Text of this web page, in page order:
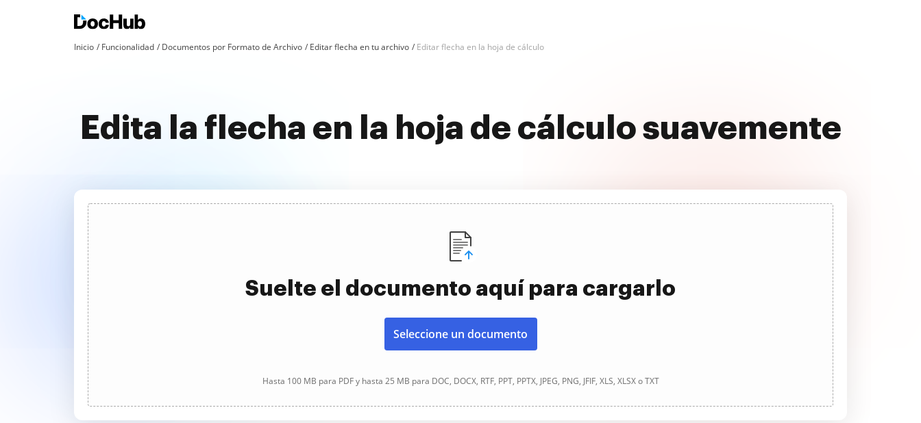
Inicio Funcionalidad Documentos por Formato de Archivo Editar flecha en tu archivo Editar flecha en la hoja de cálculo
Edita la flecha en la hoja de cálculo suavemente
Suelte el documento aquí para cargarlo
Seleccione un documento
Hasta 100 MB para PDF y hasta 25 MB para DOC, DOCX, RTF, PPT, PPTX, JPEG, PNG, JFIF, XLS, XLSX o TXT